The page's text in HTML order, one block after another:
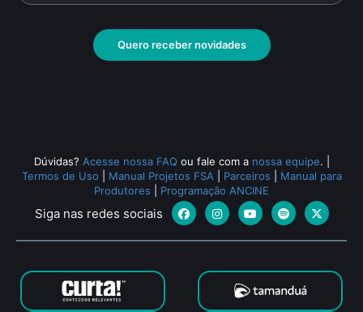
Quero receber novidades
Dúvidas? Acesse nossa FAQ ou fale com a nossa equipe.
Termos de Uso
Manual Projetos FSA Parceiros
Manual para
Produtores
Programação ANCINE
Siga nas redes sociais